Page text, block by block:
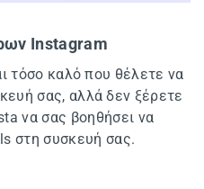
Instagram
τόσο καλό που θέλετε να
σας, αλλά δεν ξέρετε
να σας βοηθήσει να
στη συσκευή σας.